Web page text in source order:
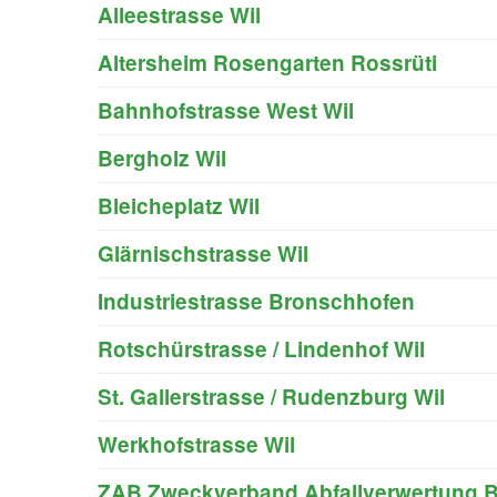
Alleestrasse Wil
Altersheim Rosengarten Rossrüti
Bahnhofstrasse West Wil
Bergholz Wil
Bleicheplatz Wil
Glärnischstrasse Wil
Industriestrasse Bronschhofen
Rotschürstrasse / Lindenhof Wil
St. Gallerstrasse / Rudenzburg Wil
Werkhofstrasse Wil